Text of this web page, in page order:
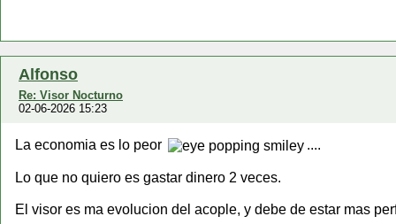
Alfonso
Re: Visor Nocturno
02-06-2026 15:23
La economia es lo peor ....
Lo que no quiero es gastar dinero 2 veces.
El visor es ma evolucion del acople, y debe de estar mas